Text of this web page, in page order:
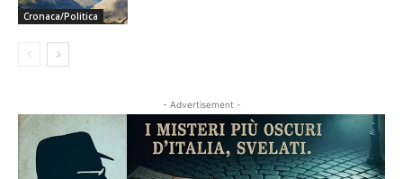
Cronaca/Politica
- Advertisement -